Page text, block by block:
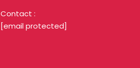
Contact :
[email protected]